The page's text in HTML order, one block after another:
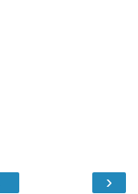
›